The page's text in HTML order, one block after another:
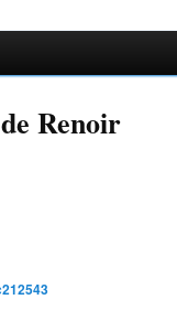
Renoir